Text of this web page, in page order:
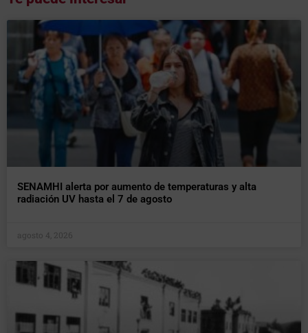
SENAMHI alerta por aumento de temperaturas y alta
radiación UV hasta el 7 de agosto
agosto 4, 2026